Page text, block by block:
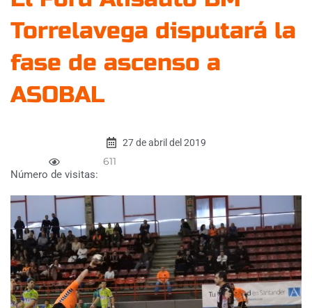
Torrelavega disputará la
fase de ascenso a
ASOBAL
27 de abril del 2019
Número de visitas:
611